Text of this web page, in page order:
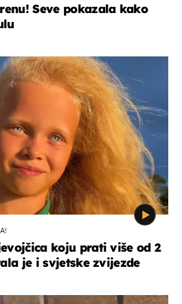
Seve pokazala kako
koju prati više od 2
je i svjetske zvijezde